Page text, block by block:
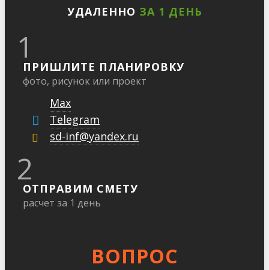
УДАЛЕННО ЗА 1 ДЕНЬ
1
ПРИШЛИТЕ ПЛАНИРОВКУ
фото, рисунок или проект
Max
Telegram
sd-inf@yandex.ru
2
ОТПРАВИМ СМЕТУ
расчет за 1 день
ВОПРОС